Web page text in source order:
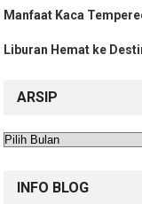
Manfaat Kaca
Liburan Hemat ke
ARSIP
Arsip
INFO BLOG